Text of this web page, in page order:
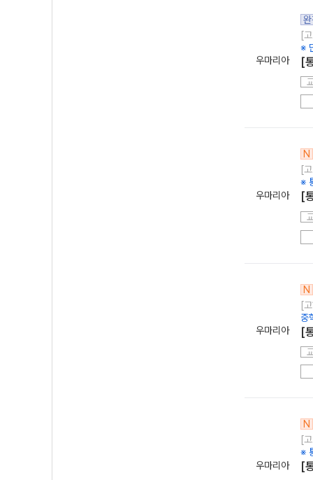
우마리아
[
※
[
우마리아
N
[
※
[
우마리아
N
[
중
[
우마리아
N
[
※
[